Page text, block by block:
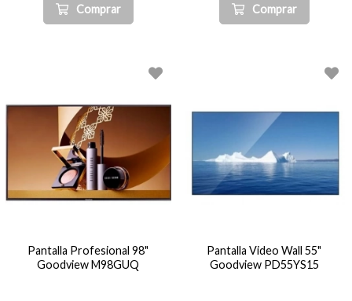
Comprar Comprar
Pantalla Profesional 98"
Goodview M98GUQ
Pantalla Video Wall 55"
Goodview PD55YS15